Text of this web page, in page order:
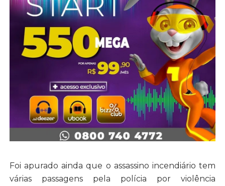
Foi apurado ainda que o assassino incendiário tem
várias passagens pela polícia por violência